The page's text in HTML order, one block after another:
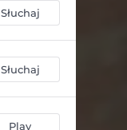
Słuchaj
Słuchaj
Play